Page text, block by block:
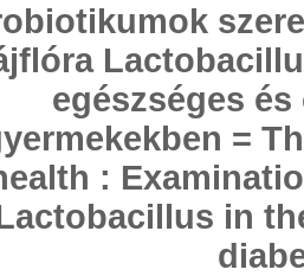
egészséges
=
:
in